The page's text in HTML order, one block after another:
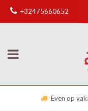
+32475660652
Even op